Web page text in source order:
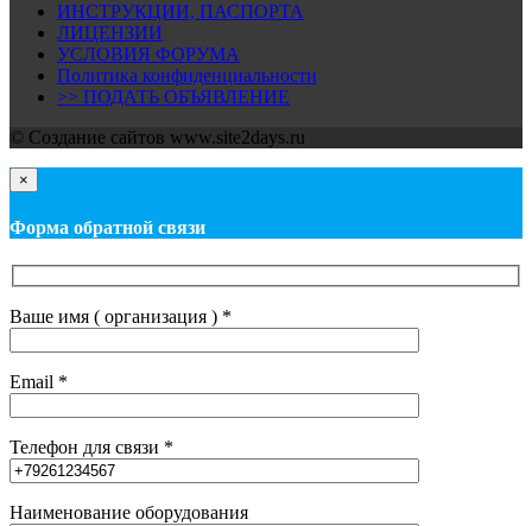
ИНСТРУКЦИИ, ПАСПОРТА
ЛИЦЕНЗИИ
УСЛОВИЯ ФОРУМА
Политика конфиденциальности
>> ПОДАТЬ ОБЪЯВЛЕНИЕ
© Cоздание сайтов www.site2days.ru
×
Форма обратной связи
Ваше имя ( организация ) *
Email *
Телефон для связи *
Наименование оборудования